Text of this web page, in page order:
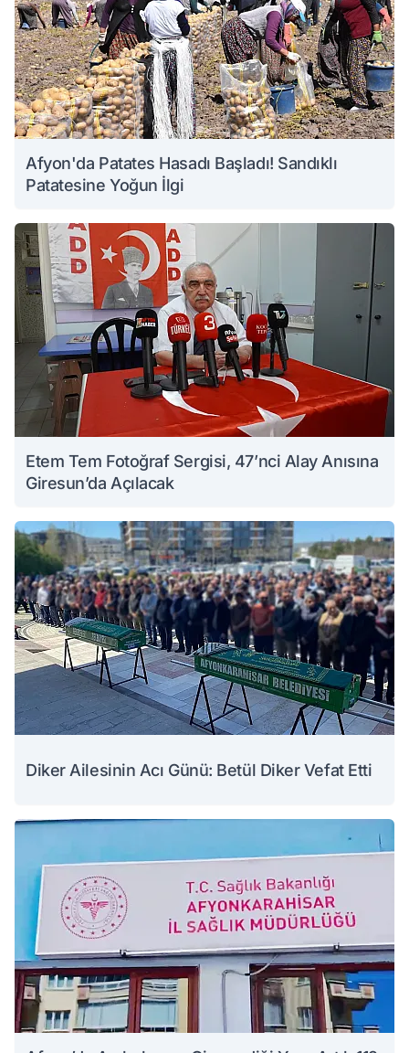
Afyon'da Patates Hasadı Başladı! Sandıklı
Patatesine Yoğun İlgi
Etem Tem Fotoğraf Sergisi, 47’nci Alay Anısına
Giresun’da Açılacak
Diker Ailesinin Acı Günü: Betül Diker Vefat Etti